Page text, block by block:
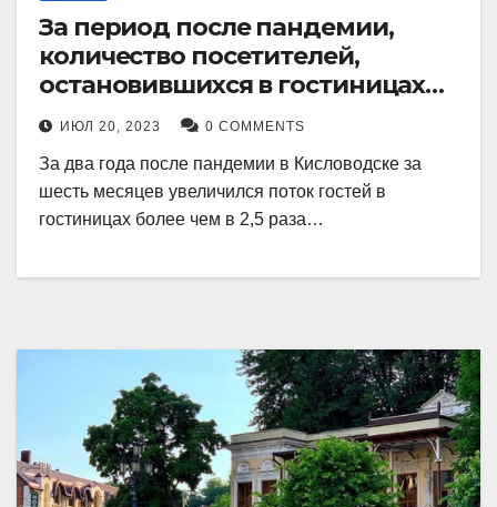
За период после пандемии,
количество посетителей,
остановившихся в гостиницах
Кисловодска, выросло в 2,5 раза.
ИЮЛ 20, 2023 0 COMMENTS
За два года после пандемии в Кисловодске за
шесть месяцев увеличился поток гостей в
гостиницах более чем в 2,5 раза…